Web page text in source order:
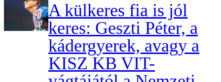
A külkeres fia is jól
keres: Geszti Péter, a
kádergyerek, avagy a
KISZ KB VIT-